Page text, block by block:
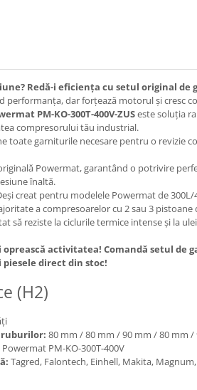
Redă-i eficiența cu setul original de
performanța, dar forțează motorul și cresc
PM-KO-300T-400V-ZUSeste soluția
compresorului tău industrial.
toate garniturile necesare pentru o revizie
Powermat, garantând o potrivire
înaltă.
creat pentru modelele Powermat de 300L/
a compresoarelor cu 2 sau 3 pistoane
să reziste la ciclurile termice intense și la
oprească activitatea! Comandă setul de
piesele direct din stoc!
(H2)
80 mm / 80 mm / 90 mm / 80 mm /
Powermat PM-KO-300T-400V
Tagred, Falontech, Einhell, Makita, Magnum,